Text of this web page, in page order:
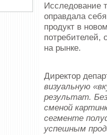
Исследование
оправдала
продукт в
потребителей,
на рынке.
Директор
визуальную
результат.
сменой
сегменте
успешным